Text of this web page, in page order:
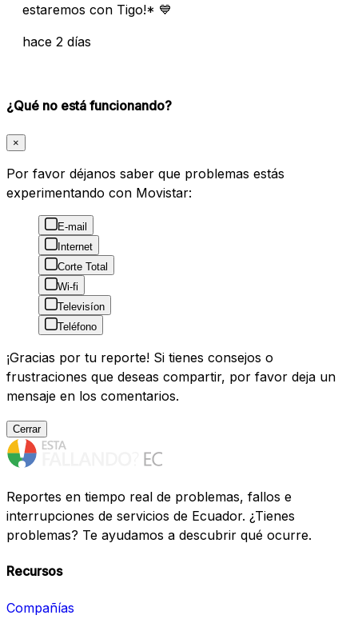
estaremos con Tigo!* 💙
hace 2 días
¿Qué no está funcionando?
×
Por favor déjanos saber que problemas estás
experimentando con Movistar:
E-mail
Internet
Corte Total
Wi-fi
Televisíon
Teléfono
¡Gracias por tu reporte! Si tienes consejos o
frustraciones que deseas compartir, por favor deja un
mensaje en los comentarios.
Cerrar
Reportes en tiempo real de problemas, fallos e
interrupciones de servicios de Ecuador. ¿Tienes
problemas? Te ayudamos a descubrir qué ocurre.
Recursos
Compañías